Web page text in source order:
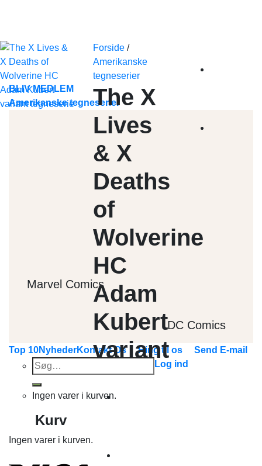
BLIV MEDLEM
Amerikanske tegneserier
Marvel Comics
DC Comics
Top 10NyhederKontakt Os Ring til os
Send E-mail
Søg
efter:
Log ind
Ingen varer i kurven.
Kurv
Ingen varer i kurven.
Forside /
Amerikanske
tegneserier
The X
Lives
& X
Deaths
of
Wolverine
HC
Adam
Kubert
variant